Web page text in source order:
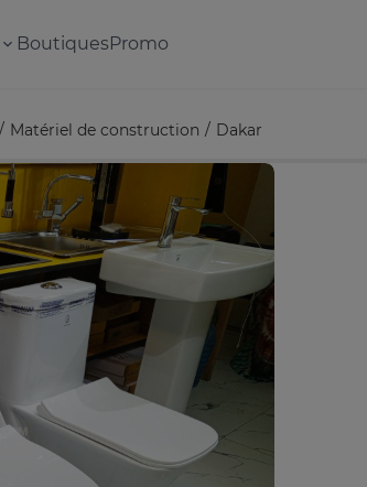
BoutiquesPromo
Matériel de construction Dakar